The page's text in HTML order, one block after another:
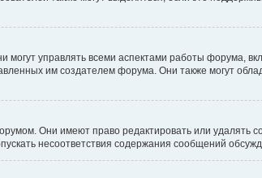
управлять всеми аспектами работы форума,
им создателем форума. Они также могут
Они имеют право редактировать или удалять
несоответствия содержания сообщений